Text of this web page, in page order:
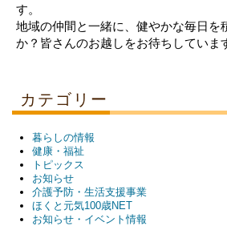
す。
地域の仲間と一緒に、健やかな毎日を
か？皆さんのお越しをお待ちしていま
カテゴリー
暮らしの情報
健康・福祉
トピックス
お知らせ
介護予防・生活支援事業
ほくと元気100歳NET
お知らせ・イベント情報